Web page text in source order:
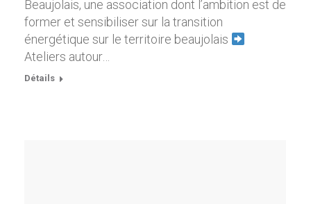
Beaujolais, une association dont l’ambition est de
former et sensibiliser sur la transition
énergétique sur le territoire beaujolais
Ateliers autour…
Détails